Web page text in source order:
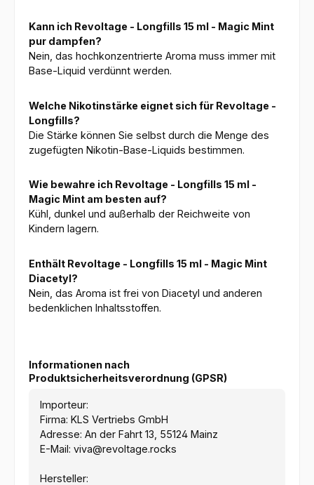
Kann ich Revoltage - Longfills 15 ml - Magic Mint
pur dampfen?
Nein, das hochkonzentrierte Aroma muss immer mit
Base-Liquid verdünnt werden.
Welche Nikotinstärke eignet sich für Revoltage -
Longfills?
Die Stärke können Sie selbst durch die Menge des
zugefügten Nikotin-Base-Liquids bestimmen.
Wie bewahre ich Revoltage - Longfills 15 ml -
Magic Mint am besten auf?
Kühl, dunkel und außerhalb der Reichweite von
Kindern lagern.
Enthält Revoltage - Longfills 15 ml - Magic Mint
Diacetyl?
Nein, das Aroma ist frei von Diacetyl und anderen
bedenklichen Inhaltsstoffen.
Informationen nach
Produktsicherheitsverordnung (GPSR)
Importeur:
Firma: KLS Vertriebs GmbH
Adresse: An der Fahrt 13, 55124 Mainz
E-Mail: viva@revoltage.rocks
Hersteller: